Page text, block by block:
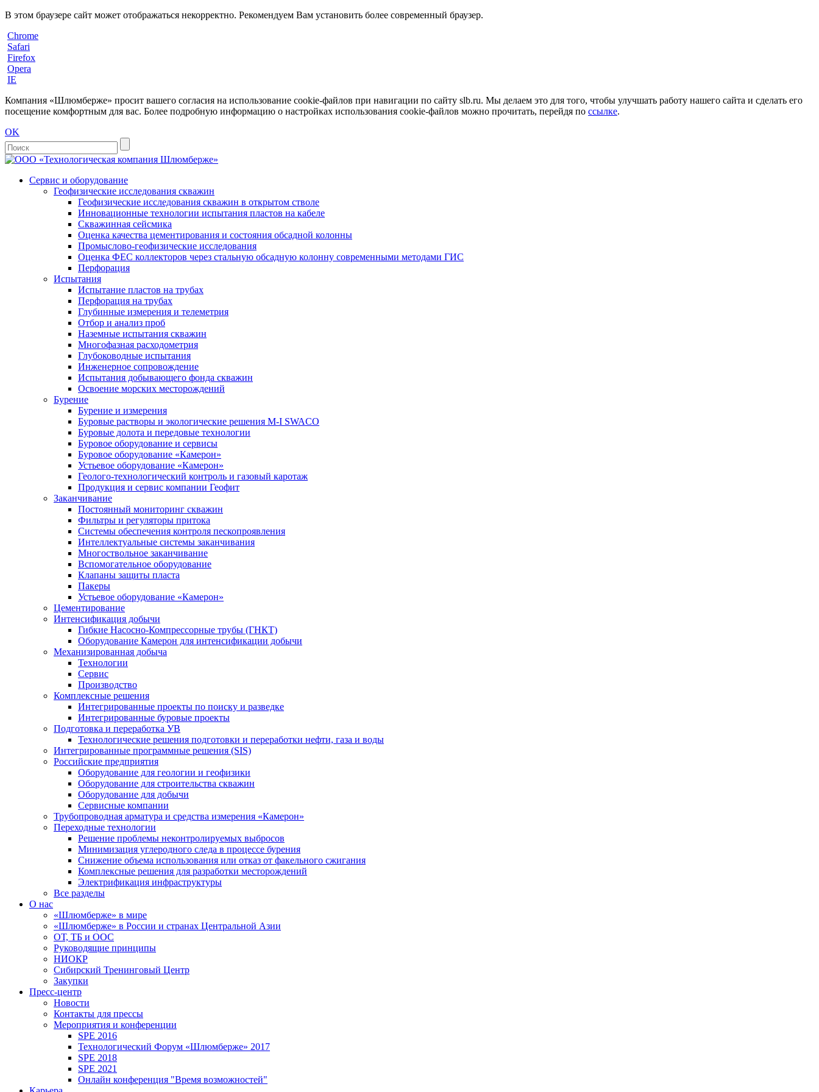
В этом браузере сайт может отображаться некорректно. Рекомендуем Вам установить более современный браузер.
Chrome
Safari
Firefox
Opera
IE
Компания «Шлюмберже» просит вашего согласия на использование cookie-файлов при навигации по сайту slb.ru. Мы делаем это для того, чтобы улучшать работу нашего сайта и сделать его
посещение комфортным для вас. Более подробную информацию о настройках использования cookie-файлов можно прочитать, перейдя по ссылке.
OK
Сервис и оборудование
Геофизические исследования скважин
Геофизические исследования скважин в открытом стволе
Инновационные технологии испытания пластов на кабеле
Скважинная сейсмика
Оценка качества цементирования и состояния обсадной колонны
Промыслово-геофизические исследования
Оценка ФЕС коллекторов через стальную обсадную колонну современными методами ГИС
Перфорация
Испытания
Испытание пластов на трубах
Перфорация на трубах
Глубинные измерения и телеметрия
Отбор и анализ проб
Наземные испытания скважин
Многофазная расходометрия
Глубоководные испытания
Инженерное сопровождение
Испытания добывающего фонда скважин
Освоение морских месторождений
Бурение
Бурение и измерения
Буровые растворы и экологические решения M-I SWACO
Буровые долота и передовые технологии
Буровое оборудование и сервисы
Буровое оборудование «Камерон»
Устьевое оборудование «Камерон»
Геолого-технологический контроль и газовый каротаж
Продукция и сервис компании Геофит
Заканчивание
Постоянный мониторинг скважин
Фильтры и регуляторы притока
Cистемы обеспечения контроля пескопроявления
Интеллектуальные системы заканчивания
Многоствольное заканчивание
Вспомогательное оборудование
Клапаны защиты пласта
Пакеры
Устьевое оборудование «Камерон»
Цементирование
Интенсификация добычи
Гибкие Насосно-Компрессорные трубы (ГНКТ)
Оборудование Камерон для интенсификации добычи
Механизированная добыча
Технологии
Сервис
Производство
Комплексные решения
Интегрированные проекты по поиску и разведке
Интегрированные буровые проекты
Подготовка и переработка УВ
Технологические решения подготовки и переработки нефти, газа и воды
Интегрированные программные решения (SIS)
Российские предприятия
Оборудование для геологии и геофизики
Оборудование для строительства скважин
Оборудование для добычи
Сервисные компании
Трубопроводная арматура и средства измерения «Камерон»
Переходные технологии
Решение проблемы неконтролируемых выбросов
Минимизация углеродного следа в процессе бурения
Снижение объема использования или отказ от факельного сжигания
Комплексные решения для разработки месторождений
Электрификация инфраструктуры
Все разделы
О нас
«Шлюмберже» в мире
«Шлюмберже» в России и странах Центральной Азии
ОТ, ТБ и ООС
Руководящие принципы
НИОКР
Сибирский Тренинговый Центр
Закупки
Пресс-центр
Новости
Контакты для прессы
Мероприятия и конференции
SPE 2016
Технологический Форум «Шлюмберже» 2017
SPE 2018
SPE 2021
Онлайн конференция "Время возможностей"